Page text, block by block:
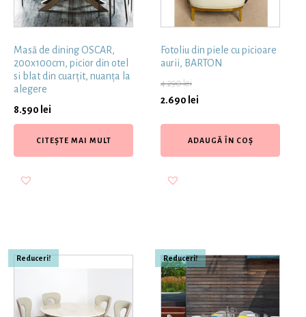
Masă de dining OSCAR,
200x100cm, picior din otel
si blat din cuarțit, nuanța la
alegere
8.590 lei
CITEȘTE MAI MULT
Fotoliu din piele cu picioare
aurii, BARTON
4.290lei
2.690 lei
ADAUGĂ ÎN COȘ
Reduceri! Reduceri!